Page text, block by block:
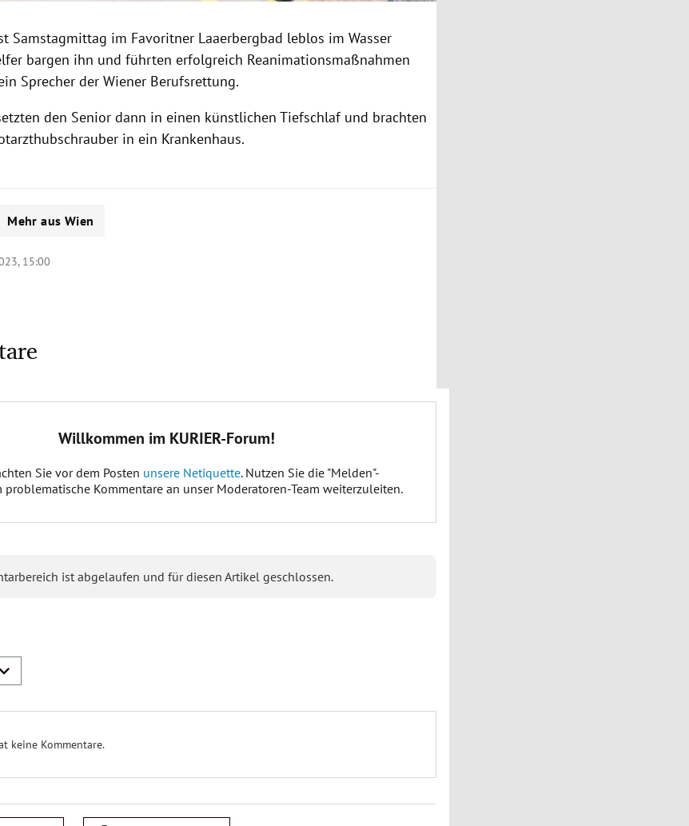
Samstagmittag im Favoritner Laaerbergbad leblos im Wasser
bargen ihn und führten erfolgreich Reanimationsmaßnahmen
Sprecher der Wiener Berufsrettung.
den Senior dann in einen künstlichen Tiefschlaf und brachten
in ein Krankenhaus.
Mehr aus Wien
15:00